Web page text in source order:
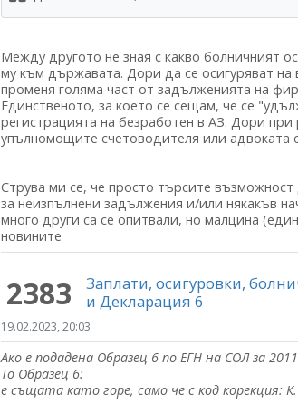
Между другото не зная с какво болничният
му към държавата. Дори да се осигуряват на
променя голяма част от задълженията на
Единственото, за което се сещам, че се
регистрацията на безработен в АЗ. Дори
упълномощите счетоводителя или адвоката
Струва ми се, че просто търсите
за неизпълнени задължения и/или някакъв
много други са се опитвали, но малцина
новините
2383 Заплати, осигуровки,
и Декларация 6
19.02.2023, 20:03
Ако е подадена Образец 6 по ЕГН на СОЛ за
То Образец 6:
е същата като горе, само че с код корекция: К.